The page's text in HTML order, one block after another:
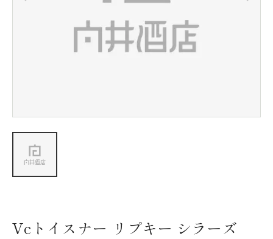
会社情報
Vcトイスナー リプキー シラーズ